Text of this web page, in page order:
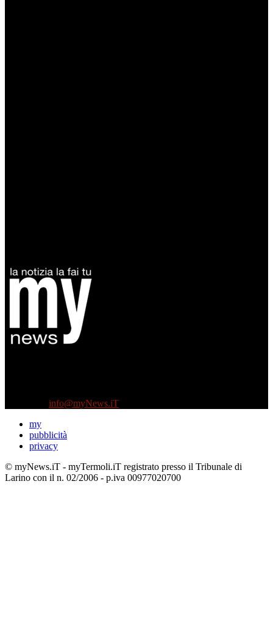
info@myNews.iT
my
pubblicità
privacy
© myNews.iT - myTermoli.iT registrato presso il Tribunale di
Larino con il n. 02/2006 - p.iva 00977020700